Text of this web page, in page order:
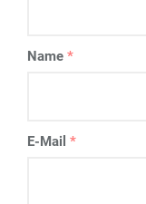
Name *
E-Mail *